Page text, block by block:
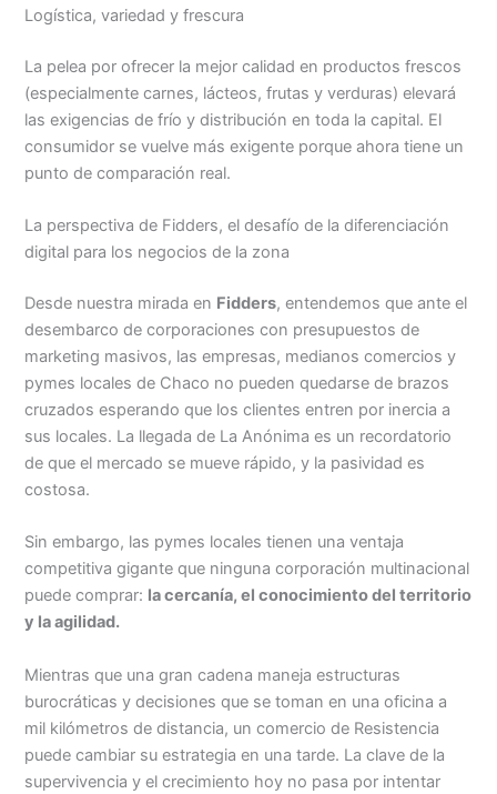
Logística, variedad y frescura
La pelea por ofrecer la mejor calidad en productos frescos
(especialmente carnes, lácteos, frutas y verduras) elevará
las exigencias de frío y distribución en toda la capital. El
consumidor se vuelve más exigente porque ahora tiene un
punto de comparación real.
La perspectiva de Fidders, el desafío de la diferenciación
digital para los negocios de la zona
Desde nuestra mirada en Fidders, entendemos que ante el
desembarco de corporaciones con presupuestos de
marketing masivos, las empresas, medianos comercios y
pymes locales de Chaco no pueden quedarse de brazos
cruzados esperando que los clientes entren por inercia a
sus locales. La llegada de La Anónima es un recordatorio
de que el mercado se mueve rápido, y la pasividad es
costosa.
Sin embargo, las pymes locales tienen una ventaja
competitiva gigante que ninguna corporación multinacional
puede comprar: la cercanía, el conocimiento del territorio
y la agilidad.
Mientras que una gran cadena maneja estructuras
burocráticas y decisiones que se toman en una oficina a
mil kilómetros de distancia, un comercio de Resistencia
puede cambiar su estrategia en una tarde. La clave de la
supervivencia y el crecimiento hoy no pasa por intentar